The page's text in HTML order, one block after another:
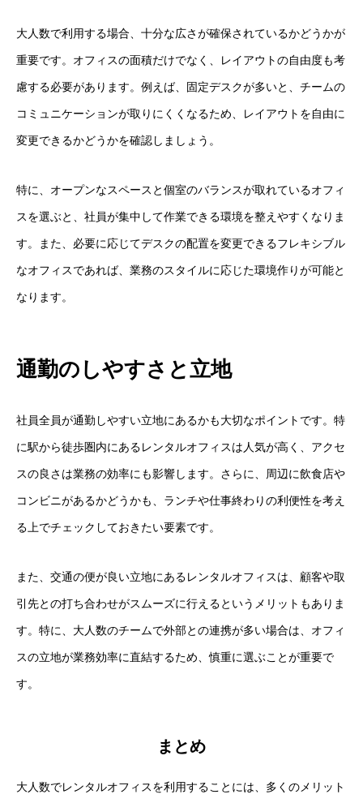
大人数で利用する場合、十分な広さが確保されているかどうかが
重要です。オフィスの面積だけでなく、レイアウトの自由度も考
慮する必要があります。例えば、固定デスクが多いと、チームの
コミュニケーションが取りにくくなるため、レイアウトを自由に
変更できるかどうかを確認しましょう。
特に、オープンなスペースと個室のバランスが取れているオフィ
スを選ぶと、社員が集中して作業できる環境を整えやすくなりま
す。また、必要に応じてデスクの配置を変更できるフレキシブル
なオフィスであれば、業務のスタイルに応じた環境作りが可能と
なります。
通勤のしやすさと立地
社員全員が通勤しやすい立地にあるかも大切なポイントです。特
に駅から徒歩圏内にあるレンタルオフィスは人気が高く、アクセ
スの良さは業務の効率にも影響します。さらに、周辺に飲食店や
コンビニがあるかどうかも、ランチや仕事終わりの利便性を考え
る上でチェックしておきたい要素です。
また、交通の便が良い立地にあるレンタルオフィスは、顧客や取
引先との打ち合わせがスムーズに行えるというメリットもありま
す。特に、大人数のチームで外部との連携が多い場合は、オフィ
スの立地が業務効率に直結するため、慎重に選ぶことが重要で
す。
まとめ
大人数でレンタルオフィスを利用することには、多くのメリット